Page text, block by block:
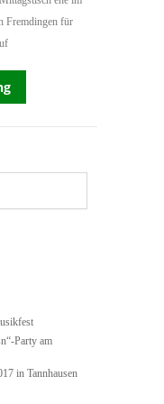
Fremdingen für
Party am
in Tannhausen